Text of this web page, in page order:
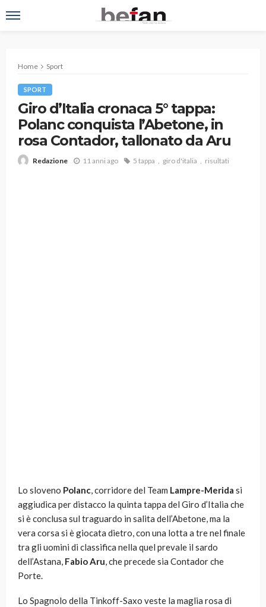
Home Sport
SPORT
Giro d’Italia cronaca 5° tappa:
Polanc conquista l’Abetone, in
rosa Contador, tallonato da Aru
Redazione 11 anni ago 5 tappa giro d'italia risultati
Lo sloveno Polanc, corridore del Team Lampre-Merida si
aggiudica per distacco la quinta tappa del Giro d’Italia che
si è conclusa sul traguardo in salita dell’Abetone, ma la
vera corsa si è giocata dietro, con una lotta a tre nel finale
tra gli uomini di classifica nella quel prevale il sardo
dell’Astana, Fabio Aru, che precede sia Contador che
Porte.
Lo Spagnolo della Tinkoff-Saxo veste la maglia rosa di